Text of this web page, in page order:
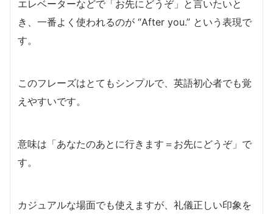
エレベーターなどで「お先にどうぞ」と言いたいと
き、一番よく使われるのが “After you.” という表現で
す。
このフレーズはとてもシンプルで、英語初心者でも覚
えやすいです。
意味は「あなたのあとに行きます＝お先にどうぞ」で
す。
カジュアルな場面でも使えますが、礼儀正しい印象を